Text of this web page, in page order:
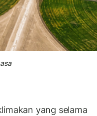
yang selama